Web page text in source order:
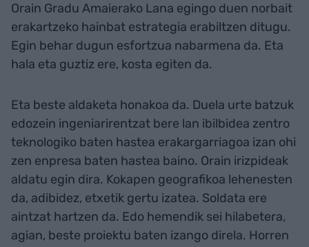
Orain Gradu Amaierako Lana egingo duen norbait
erakartzeko hainbat estrategia erabiltzen ditugu.
Egin behar dugun esfortzua nabarmena da. Eta
hala eta guztiz ere, kosta egiten da.
Eta beste aldaketa honakoa da. Duela urte batzuk
edozein ingeniarirentzat bere lan ibilbidea zentro
teknologiko baten hastea erakargarriagoa izan ohi
zen enpresa baten hastea baino. Orain irizpideak
aldatu egin dira. Kokapen geografikoa lehenesten
da, adibidez, etxetik gertu izatea. Soldata ere
aintzat hartzen da. Edo hemendik sei hilabetera,
agian, beste proiektu baten izango direla. Horren